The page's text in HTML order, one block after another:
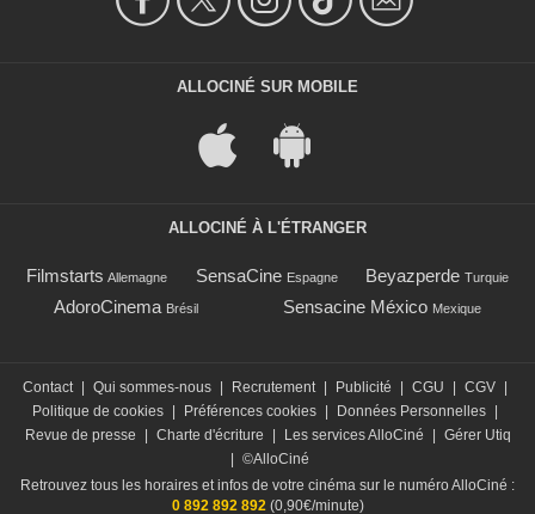
ALLOCINÉ SUR MOBILE
ALLOCINÉ À L'ÉTRANGER
Filmstarts Allemagne SensaCine Espagne Beyazperde Turquie
AdoroCinema Brésil Sensacine México Mexique
Contact | Qui sommes-nous | Recrutement | Publicité | CGU | CGV |
Politique de cookies | Préférences cookies | Données Personnelles |
Revue de presse
| Charte d'écriture | Les services AlloCiné | Gérer Utiq
| ©AlloCiné
Retrouvez tous les horaires et infos de votre cinéma sur le numéro AlloCiné :
0 892 892 892 (0,90€/minute)